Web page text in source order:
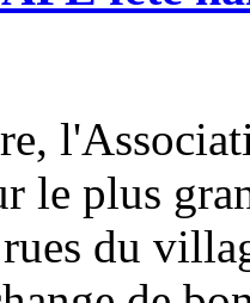
le plus
du